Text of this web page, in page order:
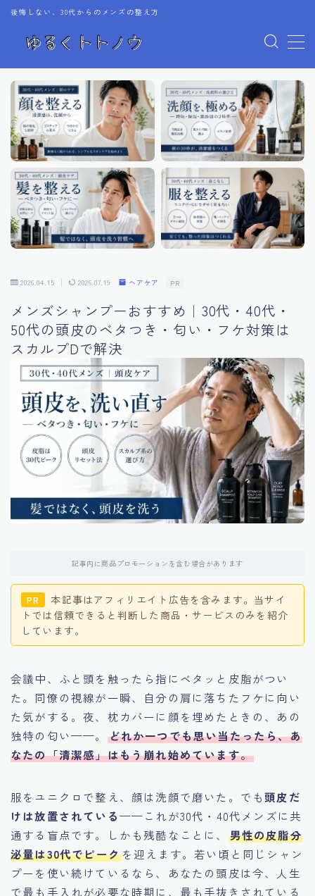
後悔しない、30代からのメンズの整え方
MENU
スキンケア
ヘアケア
ユニクロ・GU
コーヒー
2026.04.15 2026.07.19 ヘアケア PR
メンズシャンプーおすすめ｜30代・40代・
50代の頭皮のベタつき・匂い・フケ対策は
スカルプDで解決
記事内に商品プロモーションを含む場合があります
PR
本記事はアフィリエイト広告を含みます。当サイ
トでは信頼できると判断した商品・サービスのみを紹介
しています。
会議中、ふと頭を触ったら指にベタッと皮脂がつい
た。同僚の視線が一瞬、自分の肩に落ちたフケに向い
た気がする。夜、枕カバーに顔を埋めたときの、あの
独特の匂い——。 どれか一つでも思い当たったら、あ
なたの「清潔感」はもう崩れ始めています。
服をユニクロで整え、顔は洗顔で磨いた。でも頭皮だ
けは放置されている——これが30代・40代メンズに共
通する盲点です。しかも残酷なことに、 男性の皮脂分
泌量は30代でピークを迎えます。若い頃と同じシャン
プーを使い続けているなら、あなたの頭皮は今、人生
で最も手入れが必要な時期に、最も手抜きされている